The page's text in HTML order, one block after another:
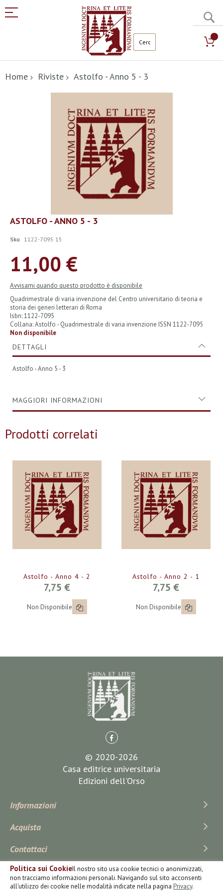
Politica sui CookieIl nostro sito usa cookie tecnici o anonimizzati,
non tracciamo informazioni personali. Navigando sul sito acconsenti
all'utilizzo dei cookie nelle modalità indicate nella pagina Privacy.
al
contenuto
Home Riviste Astolfo - Anno 5 - 3
Vai
all'inizio
galleria
immagini
ASTOLFO - ANNO 5 - 3
Sku 1122-7095 15
11,00 €
Avvisami quando questo prodotto è disponibile
Quadrimestrale di varia invenzione del Centro universitario di teoria e
storia dei generi letterari di Roma
Isbn: 1122-7095
Collana: Astolfo - Quadrimestrale di varia invenzione ISSN 1122-7095
Non disponibile
DETTAGLI
Astolfo - Anno 5 - 3
MAGGIORI INFORMAZIONI
Prodotti correlati
Astolfo - Anno 4 - 2
7,75 €
Non Disponibile
Astolfo - Anno 2 - 1
7,75 €
Non Disponibile
© 2020-2026
Casa editrice universitaria
Edizioni dell'Orso
Informazioni
Acquista
Contattaci
Iscriviti Alla Newsletter